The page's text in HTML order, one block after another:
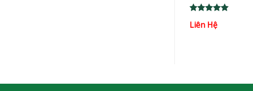
out of 5
Liên Hệ